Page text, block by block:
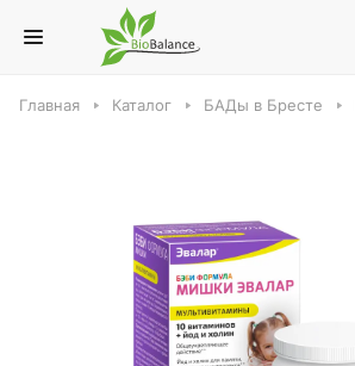
Главная Каталог БАДы в Бресте